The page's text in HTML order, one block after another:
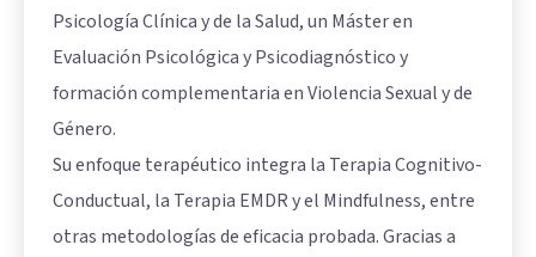
Psicología Clínica y de la Salud, un Máster en
Evaluación Psicológica y Psicodiagnóstico y
formación complementaria en Violencia Sexual y de
Género.
Su enfoque terapéutico integra la Terapia Cognitivo-
Conductual, la Terapia EMDR y el Mindfulness, entre
otras metodologías de eficacia probada. Gracias a